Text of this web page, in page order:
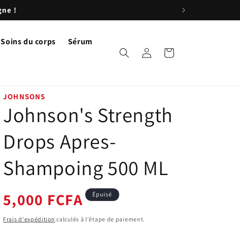
Soins du corps Sérum
Connexion Panier
JOHNSONS
Johnson's Strength
Drops Apres-
Shampoing 500 ML
Prix
habituel
5,000 FCFA Épuisé
Frais d'expédition calculés à l'étape de paiement.